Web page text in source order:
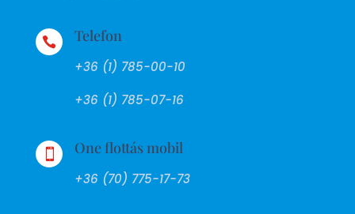
 Telefon
+36 (1) 785-00-10
+36 (1) 785-07-16
 One flottás mobil
+36 (70) 775-17-73